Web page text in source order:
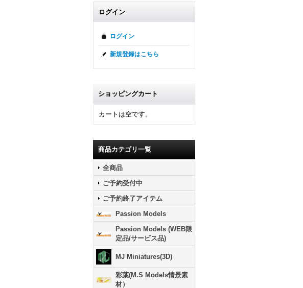
ログイン
ログイン
新規登録はこちら
ショッピングカート
カートは空です。
商品カテゴリ一覧
全商品
ご予約受付中
ご予約終了アイテム
Passion Models
Passion Models (WEB限
定品/サービス品)
MJ Miniatures(3D)
彩葉(M.S Models情景素
材）